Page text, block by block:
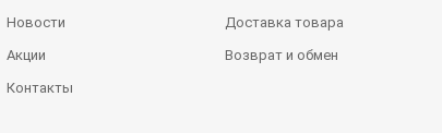
Новости
Акции
Контакты
Доставка товара
Возврат и обмен